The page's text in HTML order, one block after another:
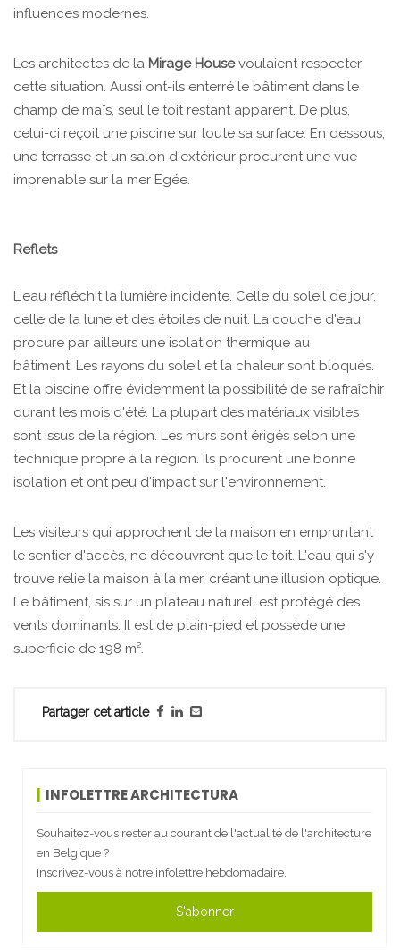
influences modernes.
Les architectes de la Mirage Housevoulaient respecter
cette situation. Aussi ont-ils enterré le bâtiment dans le
champ de maïs, seul le toit restant apparent. De plus,
celui-ci reçoit une piscine sur toute sa surface. En dessous,
une terrasse et un salon d'extérieur procurent une vue
imprenable sur la mer Egée.
Reflets
L'eau réfléchit la lumière incidente. Celle du soleil de jour,
celle de la lune et des étoiles de nuit. La couche d'eau
procure par ailleurs une isolation thermique au
bâtiment. Les rayons du soleil et la chaleur sont bloqués.
Et la piscine offre évidemment la possibilité de se rafraîchir
durant les mois d'été. La plupart des matériaux visibles
sont issus de la région. Les murs sont érigés selon une
technique propre à la région. Ils procurent une bonne
isolation et ont peu d'impact sur l'environnement.
Les visiteurs qui approchent de la maison en empruntant
le sentier d'accès, ne découvrent que le toit. L'eau qui s'y
trouve relie la maison à la mer, créant une illusion optique.
Le bâtiment, sis sur un plateau naturel, est protégé des
vents dominants. Il est de plain-pied et possède une
superficie de 198 m².
Partager cet article
INFOLETTRE ARCHITECTURA
Souhaitez-vous rester au courant de l'actualité de l'architecture
en Belgique ?
Inscrivez-vous à notre infolettre hebdomadaire.
S'abonner